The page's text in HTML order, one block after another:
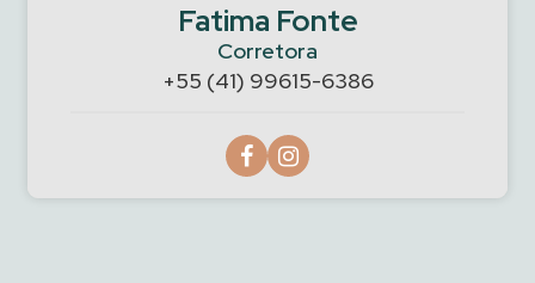
Fatima Fonte
+55 (41) 99615-6386
Corretora